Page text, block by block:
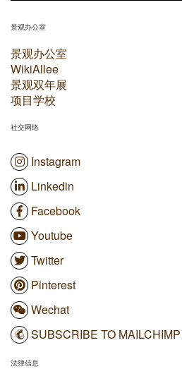
景观办公室
景观办公室
WikiAllee
景观双年展
项目学校
社交网络
Instagram
Linkedin
Facebook
Youtube
Twitter
Pinterest
Wechat
SUBSCRIBE TO
法律信息